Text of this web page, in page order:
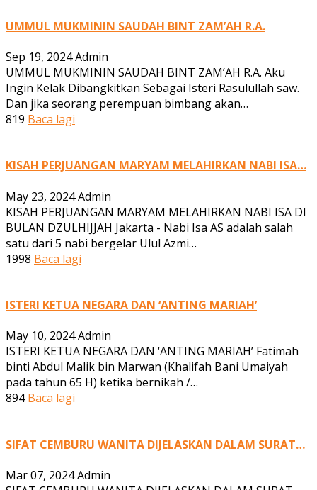
UMMUL MUKMININ SAUDAH BINT ZAM’AH R.A.
Sep 19, 2024Admin
UMMUL MUKMININ SAUDAH BINT ZAM’AH R.A. Aku
Ingin Kelak Dibangkitkan Sebagai Isteri Rasulullah saw.
Dan jika seorang perempuan bimbang akan…
819 Baca lagi
KISAH PERJUANGAN MARYAM MELAHIRKAN NABI ISA…
May 23, 2024Admin
KISAH PERJUANGAN MARYAM MELAHIRKAN NABI ISA DI
BULAN DZULHIJJAH Jakarta - Nabi Isa AS adalah salah
satu dari 5 nabi bergelar Ulul Azmi…
1998 Baca lagi
ISTERI KETUA NEGARA DAN ‘ANTING MARIAH’
May 10, 2024Admin
ISTERI KETUA NEGARA DAN ‘ANTING MARIAH’ Fatimah
binti Abdul Malik bin Marwan (Khalifah Bani Umaiyah
pada tahun 65 H) ketika bernikah /…
894 Baca lagi
SIFAT CEMBURU WANITA DIJELASKAN DALAM SURAT…
Mar 07, 2024Admin